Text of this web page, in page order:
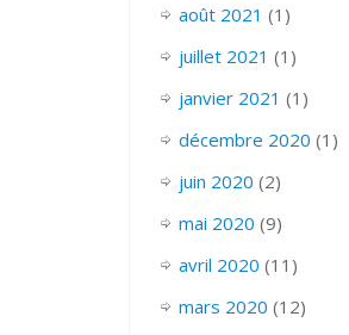
août 2021 (1)
juillet 2021 (1)
janvier 2021 (1)
décembre 2020 (1)
juin 2020 (2)
mai 2020 (9)
avril 2020 (11)
mars 2020 (12)